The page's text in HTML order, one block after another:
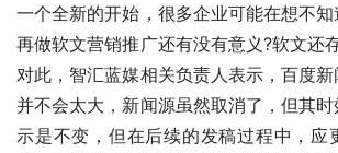
一个全新的开始，很多企业可能在想不知
再做软文营销推广还有没有意义?软文还
对此，智汇蓝媒相关负责人表示，百度
并不会太大，新闻源虽然取消了，但其
示是不变，但在后续的发稿过程中，应